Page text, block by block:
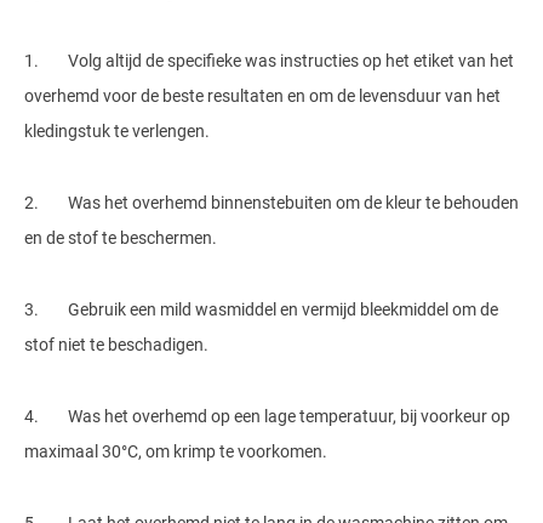
1. Volg altijd de specifieke was instructies op het etiket van het
overhemd voor de beste resultaten en om de levensduur van het
kledingstuk te verlengen.
2. Was het overhemd binnenstebuiten om de kleur te behouden
en de stof te beschermen.
3. Gebruik een mild wasmiddel en vermijd bleekmiddel om de
stof niet te beschadigen.
4. Was het overhemd op een lage temperatuur, bij voorkeur op
maximaal 30°C, om krimp te voorkomen.